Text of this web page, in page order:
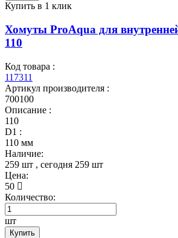
Купить в 1 клик
Хомуты ProAqua для
110
Код товара :
117311
Артикул производителя :
700100
Описание :
110
D1 :
110 мм
Наличие:
259 шт , сегодня 259 шт
Цена:
50
Количество:
шт
Купить